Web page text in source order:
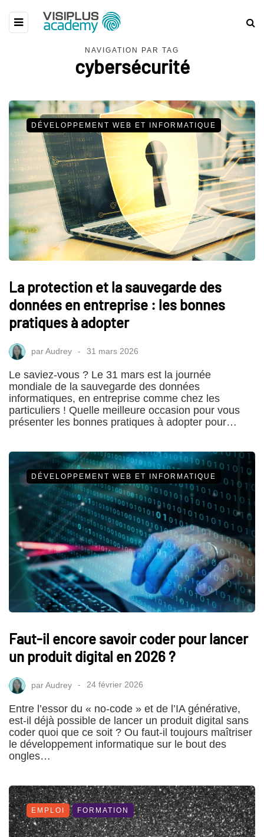
NAVIGATION PAR TAG
cybersécurité
DÉVELOPPEMENT WEB ET INFORMATIQUE
La protection et la sauvegarde des
données en entreprise : les bonnes
pratiques à adopter
parAudrey 31 mars 2026
Le saviez-vous ? Le 31 mars est la journée
mondiale de la sauvegarde des données
informatiques, en entreprise comme chez les
particuliers ! Quelle meilleure occasion pour vous
présenter les bonnes pratiques à adopter pour…
DÉVELOPPEMENT WEB ET INFORMATIQUE
Faut-il encore savoir coder pour lancer
un produit digital en 2026 ?
parAudrey 24 février 2026
Entre l’essor du « no-code » et de l’IA générative,
est-il déjà possible de lancer un produit digital sans
coder quoi que ce soit ? Ou faut-il toujours maîtriser
le développement informatique sur le bout des
ongles…
EMPLOI FORMATION